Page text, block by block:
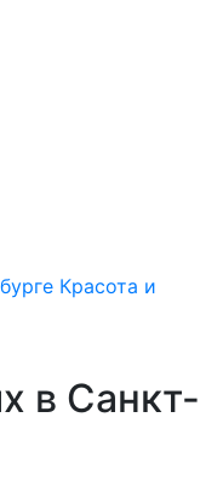
Красота и
в Санкт-